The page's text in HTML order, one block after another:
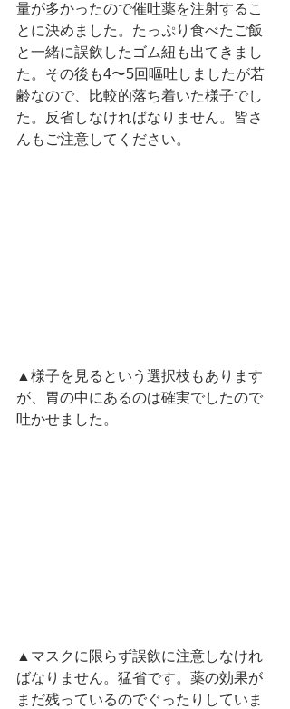
量が多かったので催吐薬を注射するこ
とに決めました。たっぷり食べたご飯
と一緒に誤飲したゴム紐も出てきまし
た。その後も4〜5回嘔吐しましたが若
齢なので、比較的落ち着いた様子でし
た。反省しなければなりません。皆さ
んもご注意してください。
▲様子を見るという選択枝もあります
が、胃の中にあるのは確実でしたので
吐かせました。
▲マスクに限らず誤飲に注意しなけれ
ばなりません。猛省です。薬の効果が
まだ残っているのでぐったりしていま